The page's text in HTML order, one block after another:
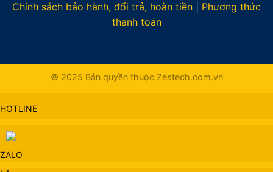
Chính sách bảo hành, đổi trả, hoàn tiền
Phương thức
thanh toán
© 2025 Bản quyền thuộc Zestech.com.vn
HOTLINE
ZALO